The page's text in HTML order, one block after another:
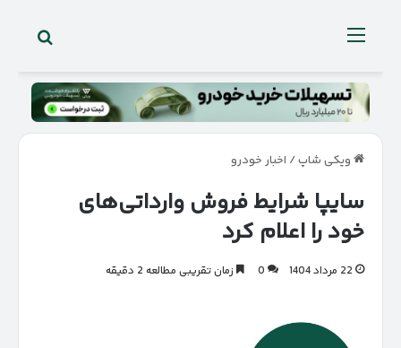
منو
ویکی شاپ/ اخبار خودرو
سایپا شرایط فروش وارداتی‌های
خود را اعلام کرد
22 مرداد 1404 0 زمان تقریبی مطالعه 2 دقیقه